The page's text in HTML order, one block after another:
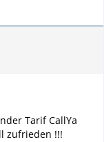
Tarif CallYa
zufrieden !!!